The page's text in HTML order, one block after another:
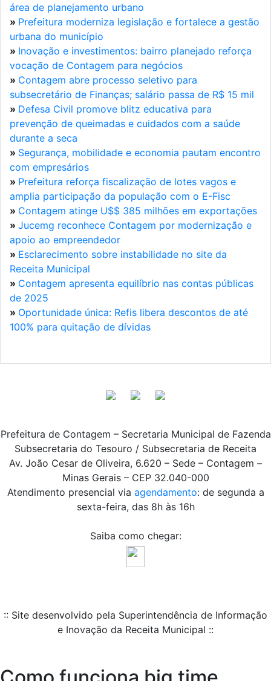
área de planejamento urbano
» Prefeitura moderniza legislação e fortalece a gestão
urbana do município
» Inovação e investimentos: bairro planejado reforça
vocação de Contagem para negócios
» Contagem abre processo seletivo para
subsecretário de Finanças; salário passa de R$ 15 mil
» Defesa Civil promove blitz educativa para
prevenção de queimadas e cuidados com a saúde
durante a seca
» Segurança, mobilidade e economia pautam encontro
com empresários
» Prefeitura reforça fiscalização de lotes vagos e
amplia participação da população com o E-Fisc
» Contagem atinge U$$ 385 milhões em exportações
» Jucemg reconhece Contagem por modernização e
apoio ao empreendedor
» Esclarecimento sobre instabilidade no site da
Receita Municipal
» Contagem apresenta equilíbrio nas contas públicas
de 2025
» Oportunidade única: Refis libera descontos de até
100% para quitação de dívidas
Prefeitura de Contagem – Secretaria Municipal de Fazenda
Subsecretaria do Tesouro / Subsecretaria de Receita
Av. João Cesar de Oliveira, 6.620 – Sede – Contagem –
Minas Gerais – CEP 32.040-000
Atendimento presencial via agendamento: de segunda a
sexta-feira, das 8h às 16h
Saiba como chegar:
:: Site desenvolvido pela Superintendência de Informação
e Inovação da Receita Municipal ::